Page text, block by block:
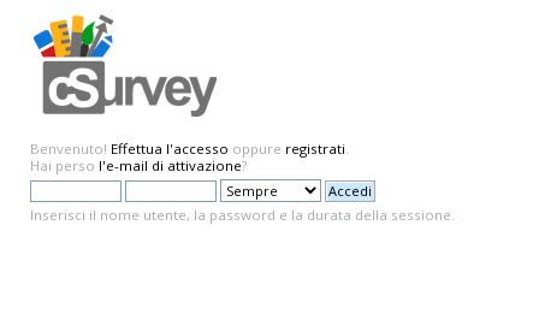
Benvenuto! Effettua l'accesso oppure registrati.
Hai perso l'e-mail di attivazione?
Inserisci il nome utente, la password e la durata della sessione.